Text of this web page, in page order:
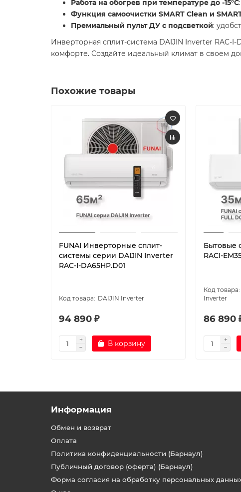
Работа на обогрев при температуре до -15°C
Функция самоочистки SMART Clean и
Премиальный пульт ДУ с подсветкой:
Инверторная сплит-система DAIJIN Inverter RAC-
комфорте. Создайте идеальный климат в своем
Похожие товары
FUNAI Инверторные сплит-
системы серии DAIJIN Inverter
RAC-I-DA65HP.D01
DAIJIN Inverter
94 890 ₽
В корзину
Бытовые
RACI-
Inverter
86 890
Информация
Обмен и возврат
Оплата
Политика конфиденциальности (Барнаул)
Публичный договор (оферта) (Барнаул)
Форма согласия на обработку персональных